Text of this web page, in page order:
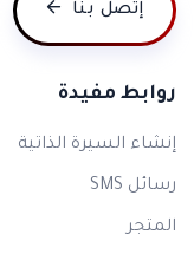
إتصل بنا
روابط مفيدة
إنشاء السيرة الذاتية
رسائل SMS
المتجر